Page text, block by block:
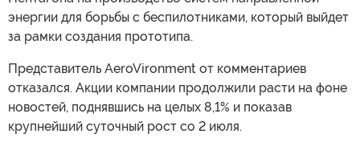
энергии для борьбы с беспилотниками, который выйдет
за рамки создания прототипа.
Представитель AeroVironment от комментариев
отказался. Акции компании продолжили расти на фоне
новостей, поднявшись на целых 8,1% и показав
крупнейший суточный рост со 2 июля.